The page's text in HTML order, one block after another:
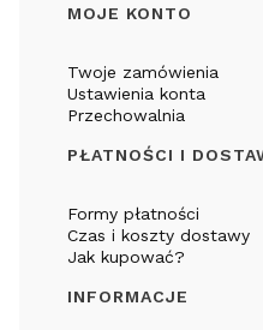
Linki w stopce
MOJE KONTO
Twoje zamówienia
Ustawienia konta
Przechowalnia
PŁATNOŚCI I
Formy płatności
Czas i koszty dostawy
Jak kupować?
INFORMACJE